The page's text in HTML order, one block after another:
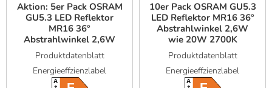
Aktion: 5er Pack OSRAM
GU5.3 LED Reflektor
MR16 36°
Abstrahlwinkel 2,6W
wie 20W 2700K
warmweißes Licht 12V
Produktdatenblatt
Energieeffzienzlabel
A
10er Pack OSRAM GU5.3
LED Reflektor MR16 36°
Abstrahlwinkel 2,6W
wie 20W 2700K
warmweißes Licht 12V
Produktdatenblatt
Energieeffzienzlabel
A